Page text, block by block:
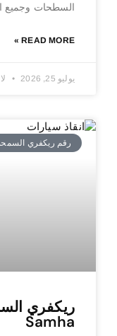
السطحات وجميع
READ MORE »
يوليو 25, 2026
رقم ريكفري السمحة
Samha